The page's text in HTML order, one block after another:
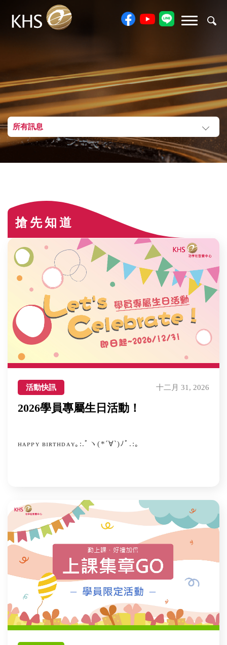
所有訊息
搶先知道
活動快訊 十二月 31, 2026
2026學員專屬生日活動！
ʜᴀᴘᴘʏ ʙɪʀᴛʜᴅᴀʏ｡:.ﾟヽ(*´∀`)ﾉﾟ.:｡